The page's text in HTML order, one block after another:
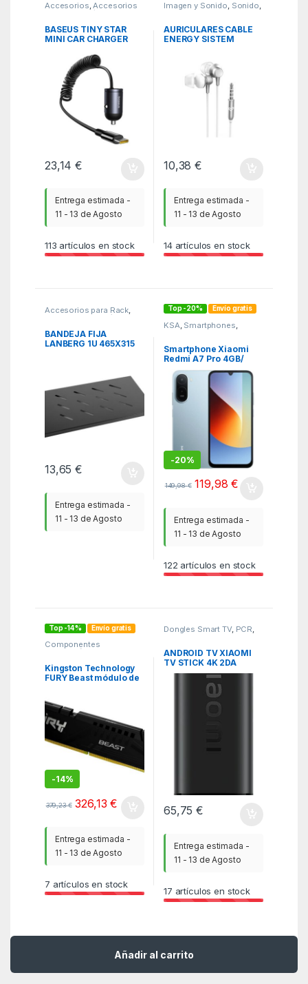
Añadir al carrito
Accesorios,Accesorios
Smartphone/Tablet
BASEUS TINY STAR
MINI CAR CHARGER
INCLUDED) 30W
COSMIC BLACK
23,14€
Entrega estimada -
11 - 13 de Agosto
113 artículos en stock
Imagen y Sonido, Sonido,
AURICULARES CABLE
ENERGY SISTEM
10,38€
Entrega estimada -
11 - 13 de Agosto
14artículos en stock
Accesorios para Rack
Adaptadores bahía PCR
BANDEJA FIJA
LANBERG 1U 465X315
13,65€
Entrega estimada -
11 - 13 de Agosto
Top -20% Envío gratis
KSA Smartphones
SmartPhones y Moviles
Smartphone Xiaomi
Redmi A7 Pro 4GB/
64GB/ 6.9″/ Azul
-20%
149,98€ 119,98€
Entrega estimada -
11 - 13 de Agosto
122 artículos en stock
Top -14% Envío gratis
Componentes
integración
Kingston Technology
FURY Beast módulo de
-14%
379,23€ 326,13€
Entrega estimada -
11 - 13 de Agosto
7 artículos en stock
Dongles Smart TV, PCR,
ANDROID TV XIAOMI
TV STICK 4K 2DA
GENERACION
65,75€
Entrega estimada -
11 - 13 de Agosto
17 artículos en stock